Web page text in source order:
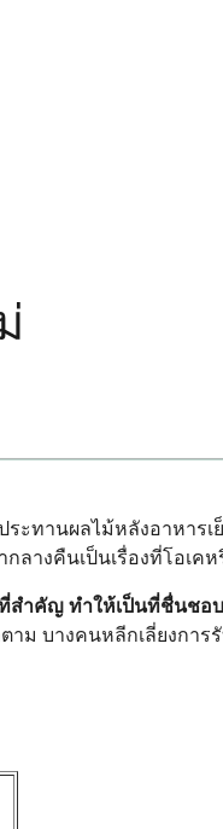
ทานผลไม้หลังอาหา
ลางคืนเป็นเรื่องที่โอเคห
สำคัญ ทำให้เป็นที่ชื่นชอ
บางคนหลีกเลี่ยงการ